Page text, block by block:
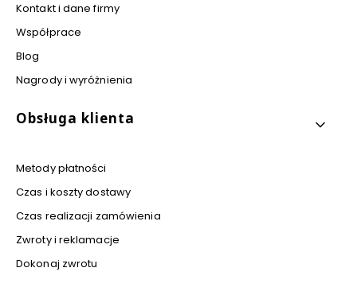
Kontakt i dane firmy
Współprace
Blog
Nagrody i wyróżnienia
Obsługa klienta
Metody płatności
Czas i koszty dostawy
Czas realizacji zamówienia
Zwroty i reklamacje
Dokonaj zwrotu